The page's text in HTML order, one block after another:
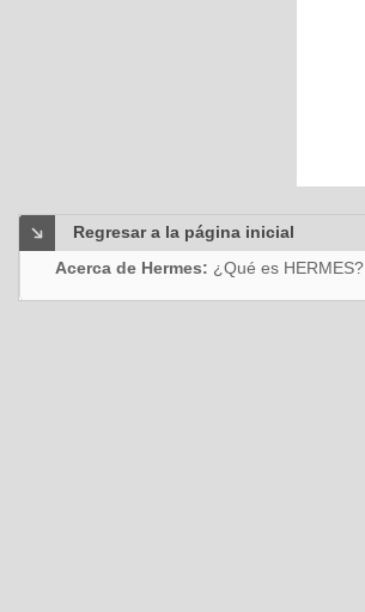
Regresar a la página inicial
Acerca de Hermes: ¿Qué es HERMES?